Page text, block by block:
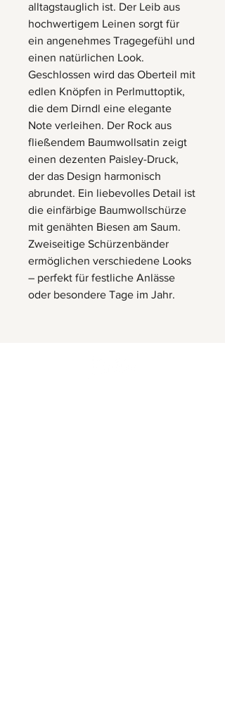
alltagstauglich ist. Der Leib aus
hochwertigem Leinen sorgt für
ein angenehmes Tragegefühl und
einen natürlichen Look.
Geschlossen wird das Oberteil mit
edlen Knöpfen in Perlmuttoptik,
die dem Dirndl eine elegante
Note verleihen. Der Rock aus
fließendem Baumwollsatin zeigt
einen dezenten Paisley-Druck,
der das Design harmonisch
abrundet. Ein liebevolles Detail ist
die einfärbige Baumwollschürze
mit genähten Biesen am Saum.
Zweiseitige Schürzenbänder
ermöglichen verschiedene Looks
– perfekt für festliche Anlässe
oder besondere Tage im Jahr.